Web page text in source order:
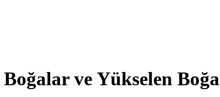
Boğalar ve Yükselen